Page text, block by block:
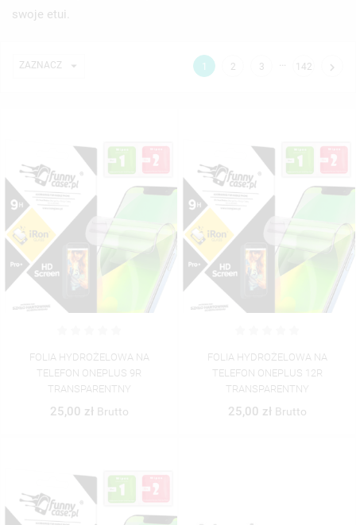
swoje etui.
ZAZNACZ  1 2 3 … 142 
FOLIA HYDROŻELOWA NA
TELEFON ONEPLUS 9R
TRANSPARENTNY
25,00 zł Brutto
FOLIA HYDROŻELOWA NA
TELEFON ONEPLUS 12R
TRANSPARENTNY
25,00 zł Brutto